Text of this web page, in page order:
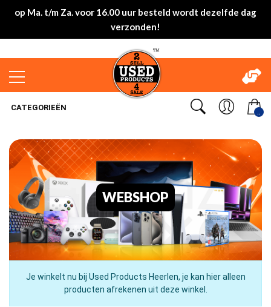
op Ma. t/m Za. voor 16.00 uur besteld wordt dezelfde dag
verzonden!
..
CATEGORIEËN
WEBSHOP
Je winkelt nu bij Used Products Heerlen, je kan hier alleen
producten afrekenen uit deze winkel.